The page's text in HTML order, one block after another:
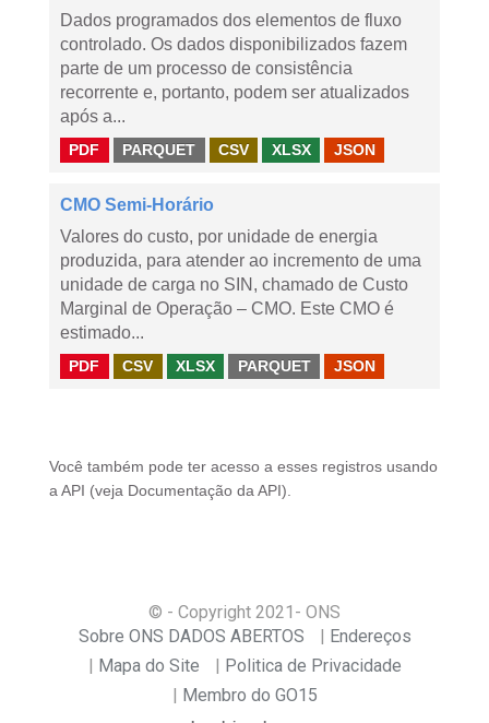
Dados programados dos elementos de fluxo
controlado. Os dados disponibilizados fazem
parte de um processo de consistência
recorrente e, portanto, podem ser atualizados
após a...
PDF PARQUET CSV XLSX JSON
CMO Semi-Horário
Valores do custo, por unidade de energia
produzida, para atender ao incremento de uma
unidade de carga no SIN, chamado de Custo
Marginal de Operação – CMO. Este CMO é
estimado...
PDF CSV XLSX PARQUET JSON
Você também pode ter acesso a esses registros usando
a API (veja Documentação da API ).
© - Copyright 2021 - ONS
Sobre ONS DADOS ABERTOS
Endereços
Mapa do Site
Politica de Privacidade
Membro do GO15